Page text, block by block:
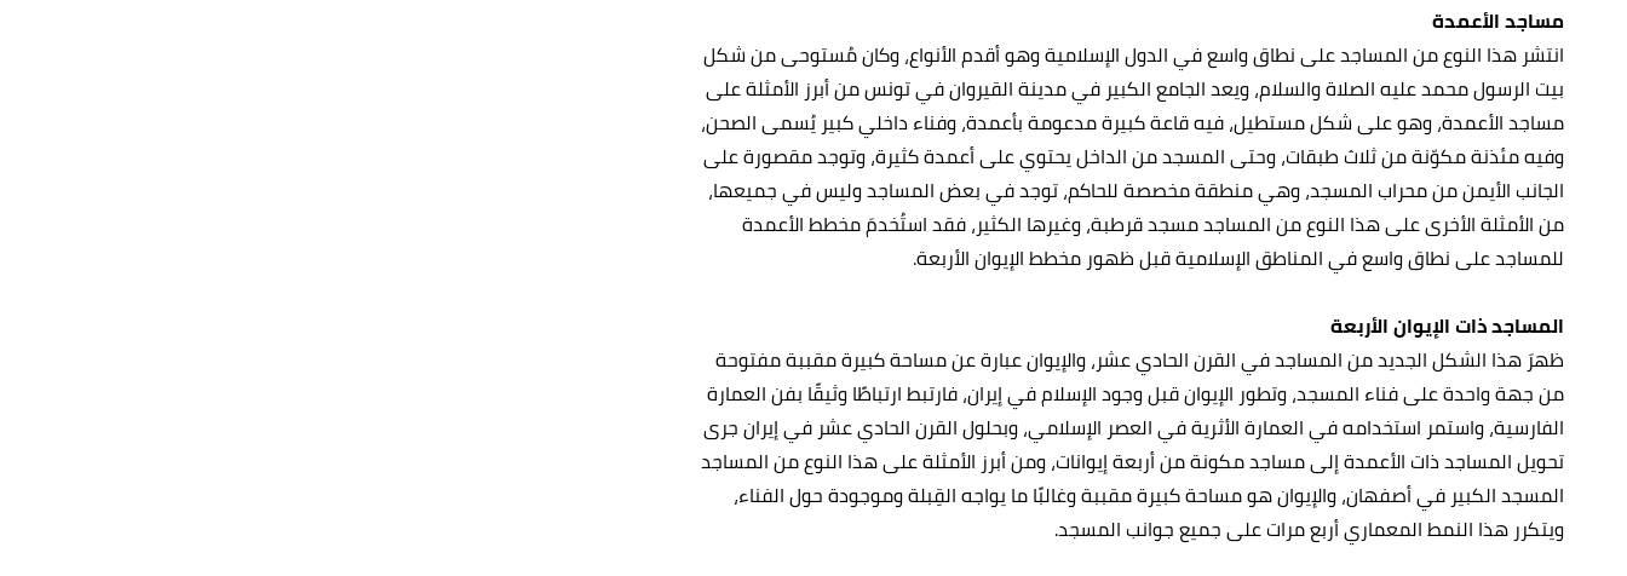
مساجد الأعمدة
انتشر هذا النوع من المساجد على نطاق واسع في الدول الإسلامية وهو أقدم الأنواع، وكان مُستوحى من شكل
بيت الرسول محمد عليه الصلاة والسلام، ويعد الجامع الكبير في مدينة القيروان في تونس من أبرز الأمثلة على
مساجد الأعمدة، وهو على شكل مستطيل، فيه قاعة كبيرة مدعومة بأعمدة، وفناء داخلي كبير يُسمى الصحن،
وفيه مئذنة مكوّنة من ثلاث طبقات، وحتى المسجد من الداخل يحتوي على أعمدة كثيرة، وتوجد مقصورة على
الجانب الأيمن من محراب المسجد، وهي منطقة مخصصة للحاكم، توجد في بعض المساجد وليس في جميعها،
من الأمثلة الأخرى على هذا النوع من المساجد مسجد قرطبة، وغيرها الكثير، فقد استُخدمَ مخطط الأعمدة
للمساجد على نطاق واسع في المناطق الإسلامية قبل ظهور مخطط الإيوان الأربعة.
المساجد ذات الإيوان الأربعة
ظهرَ هذا الشكل الجديد من المساجد في القرن الحادي عشر، والإيوان عبارة عن مساحة كبيرة مقببة مفتوحة
من جهة واحدة على فناء المسجد، وتطور الإيوان قبل وجود الإسلام في إيران، فارتبط ارتباطًا وثيقًا بفن العمارة
الفارسية، واستمر استخدامه في العمارة الأثرية في العصر الإسلامي، وبحلول القرن الحادي عشر في إيران جرى
تحويل المساجد ذات الأعمدة إلى مساجد مكونة من أربعة إيوانات، ومن أبرز الأمثلة على هذا النوع من المساجد
المسجد الكبير في أصفهان، والإيوان هو مساحة كبيرة مقببة وغالبًا ما يواجه القِبلة وموجودة حول الفناء،
ويتكرر هذا النمط المعماري أربع مرات على جميع جوانب المسجد.